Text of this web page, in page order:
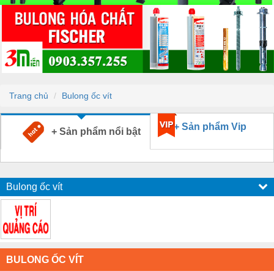
Trang chủ Bulong ốc vít
+ Sản phẩm nổi bật + Sản phẩm Vip
Bulong ốc vít
BULONG ỐC VÍT